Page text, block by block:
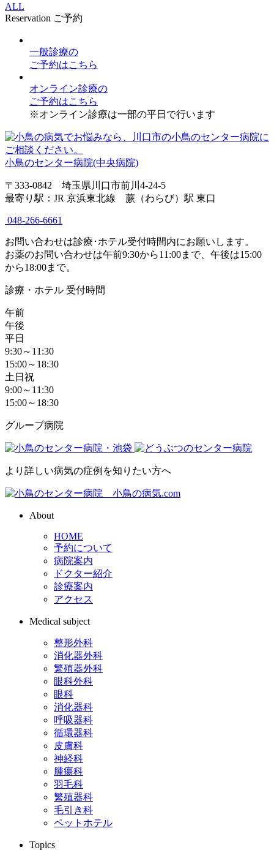
ALL
Reservation ご予約
一般診療の
ご予約はこちら
オンライン診療の
ご予約はこちら
※オンライン診療は一部の平日で行います
小鳥のセンター病院(中央病院)
〒333-0842 埼玉県川口市前川4-24-5
最寄り駅：JR 京浜東北線 蕨（わらび）駅 東口
048-266-6661
お問い合わせは診療･ホテル受付時間内にお願いします。
お薬のお問い合わせは午前9:30から11:00まで、午後は15:00
から18:00まで。
診療・ホテル 受付時間
午前
午後
平日
9:30～11:30
15:00～18:30
土日祝
9:00～11:30
15:00～18:30
グループ病院
より詳しい病気の症例を知りたい方へ
About
HOME
予約について
病院案内
ドクター紹介
診療案内
アクセス
Medical subject
整形外科
消化器外科
繁殖器外科
眼科外科
眼科
消化器科
呼吸器科
循環器科
皮膚科
神経科
腫瘍科
羽毛科
繁殖器科
毛引き科
ペットホテル
Topics